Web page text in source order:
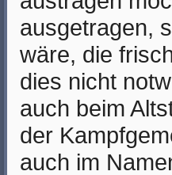
ausgetragen,
wäre, die
dies nicht
auch beim
der
auch im